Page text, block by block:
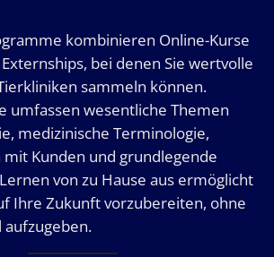
kombinieren Online-Kurse
bei denen Sie wertvolle
sammeln können.
umfassen wesentliche Themen
medizinische Terminologie,
Kunden und grundlegende
von zu Hause aus ermöglicht
Ihre Zukunft vorzubereiten, ohne